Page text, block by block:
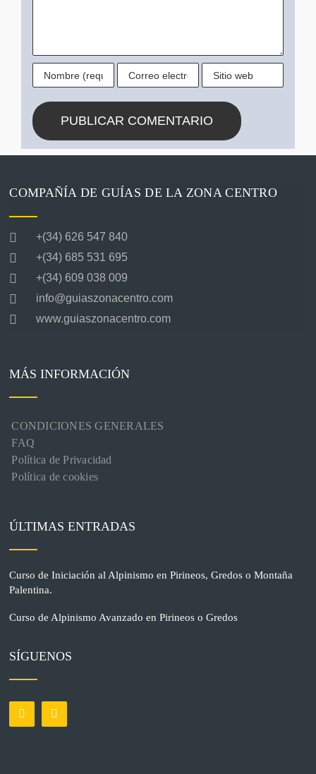
COMPAÑÍA DE GUÍAS DE LA ZONA CENTRO
+(34) 626 547 840
+(34) 685 531 695
+(34) 609 038 009
info@guiaszonacentro.com
www.guiaszonacentro.com
MÁS INFORMACIÓN
CONDICIONES GENERALES
FAQ
Política de Privacidad
Política de cookies
ÚLTIMAS ENTRADAS
Curso de Iniciación al Alpinismo en Pirineos, Gredos o Montaña
Palentina.
Curso de Alpinismo Avanzado en Pirineos o Gredos
SÍGUENOS